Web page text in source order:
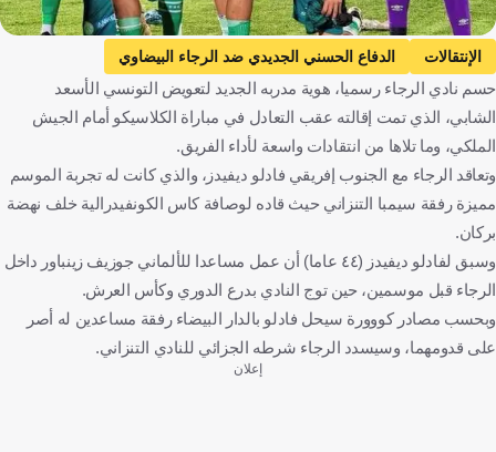
الإنتقالات
الدفاع الحسني الجديدي ضد الرجاء البيضاوي
الدفاع الحسني الجديدي
الرجاء البيضاوي
الدوري المغربي الممتاز
فادلو دايفيدس المغرب كرة قدم
حسم نادي الرجاء رسميا، هوية مدربه الجديد لتعويض التونسي الأسعد
الشابي، الذي تمت إقالته عقب التعادل في مباراة الكلاسيكو أمام الجيش
الملكي، وما تلاها من انتقادات واسعة لأداء الفريق.
وتعاقد الرجاء مع الجنوب إفريقي فادلو ديفيدز، والذي كانت له تجربة الموسم
مميزة رفقة سيمبا التنزاني حيث قاده لوصافة كاس الكونفيدرالية خلف نهضة
بركان.
وسبق لفادلو ديفيدز (٤٤ عاما) أن عمل مساعدا للألماني جوزيف زينباور داخل
الرجاء قبل موسمين، حين توج النادي بدرع الدوري وكأس العرش.
وبحسب مصادر كووورة سيحل فادلو بالدار البيضاء رفقة مساعدين له أصر
على قدومهما، وسيسدد الرجاء شرطه الجزائي للنادي التنزاني.
إعلان